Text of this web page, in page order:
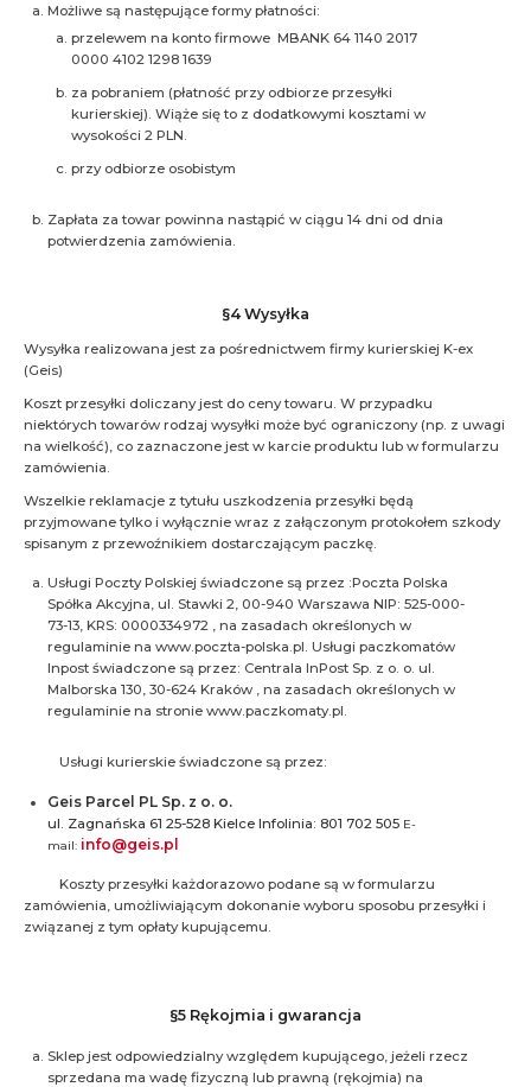
Możliwe są następujące formy płatności:
przelewem na konto firmowe MBANK 64 1140 2017
0000 4102 1298 1639
za pobraniem (płatność przy odbiorze przesyłki
kurierskiej). Wiąże się to z dodatkowymi kosztami w
wysokości 2 PLN.
przy odbiorze osobistym
Zapłata za towar powinna nastąpić w ciągu 14 dni od dnia
potwierdzenia zamówienia.
§4 Wysyłka
Wysyłka realizowana jest za pośrednictwem firmy kurierskiej K-ex
(Geis)
Koszt przesyłki doliczany jest do ceny towaru. W przypadku
niektórych towarów rodzaj wysyłki może być ograniczony (np. z uwagi
na wielkość), co zaznaczone jest w karcie produktu lub w formularzu
zamówienia.
Wszelkie reklamacje z tytułu uszkodzenia przesyłki będą
przyjmowane tylko i wyłącznie wraz z załączonym protokołem szkody
spisanym z przewoźnikiem dostarczającym paczkę.
Usługi Poczty Polskiej świadczone są przez :Poczta Polska
Spółka Akcyjna, ul. Stawki 2, 00-940 Warszawa NIP: 525-000-
73-13, KRS: 0000334972 , na zasadach określonych w
regulaminie na www.poczta-polska.pl. Usługi paczkomatów
Inpost świadczone są przez: Centrala InPost Sp. z o. o. ul.
Malborska 130, 30-624 Kraków , na zasadach określonych w
regulaminie na stronie www.paczkomaty.pl.
Usługi kurierskie świadczone są przez:
Geis Parcel PL Sp. z o. o.
ul. Zagnańska 61 25-528 Kielce Infolinia: 801 702 505 E-
mail: info@geis.pl
Koszty przesyłki każdorazowo podane są w formularzu
zamówienia, umożliwiającym dokonanie wyboru sposobu przesyłki i
związanej z tym opłaty kupującemu.
§5 Rękojmia i gwarancja
Sklep jest odpowiedzialny względem kupującego, jeżeli rzecz
sprzedana ma wadę fizyczną lub prawną (rękojmia) na